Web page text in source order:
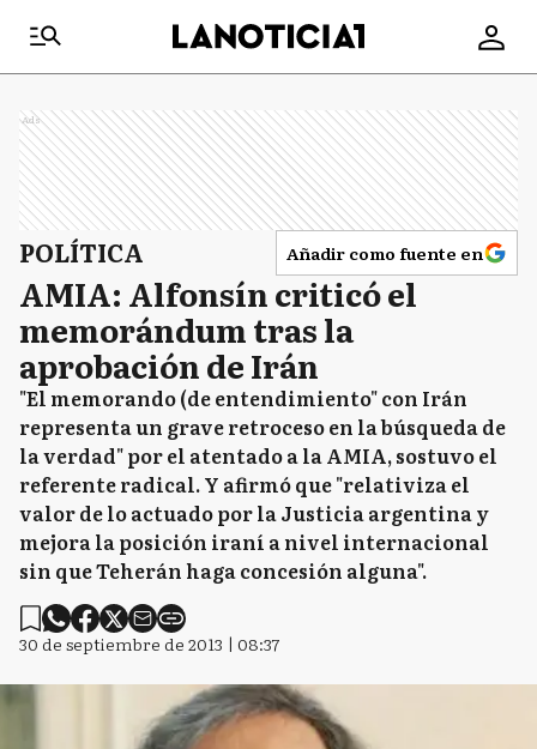
Ads
POLÍTICA Añadir como fuente en
AMIA: Alfonsín criticó el
memorándum tras la
aprobación de Irán
"El memorando (de entendimiento" con Irán
representa un grave retroceso en la búsqueda de
la verdad" por el atentado a la AMIA, sostuvo el
referente radical. Y afirmó que "relativiza el
valor de lo actuado por la Justicia argentina y
mejora la posición iraní a nivel internacional
sin que Teherán haga concesión alguna".
30 de septiembre de 2013 | 08:37